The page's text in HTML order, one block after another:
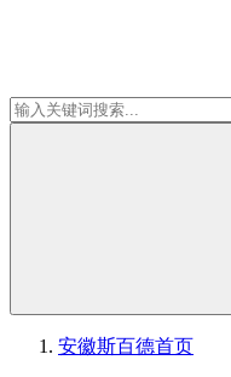
安徽斯百德首页